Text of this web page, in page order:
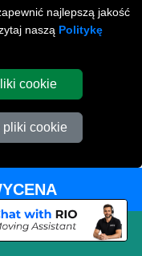
najlepszą jakość
naszą Politykę
cookie
pliki cookie
FAQ'S